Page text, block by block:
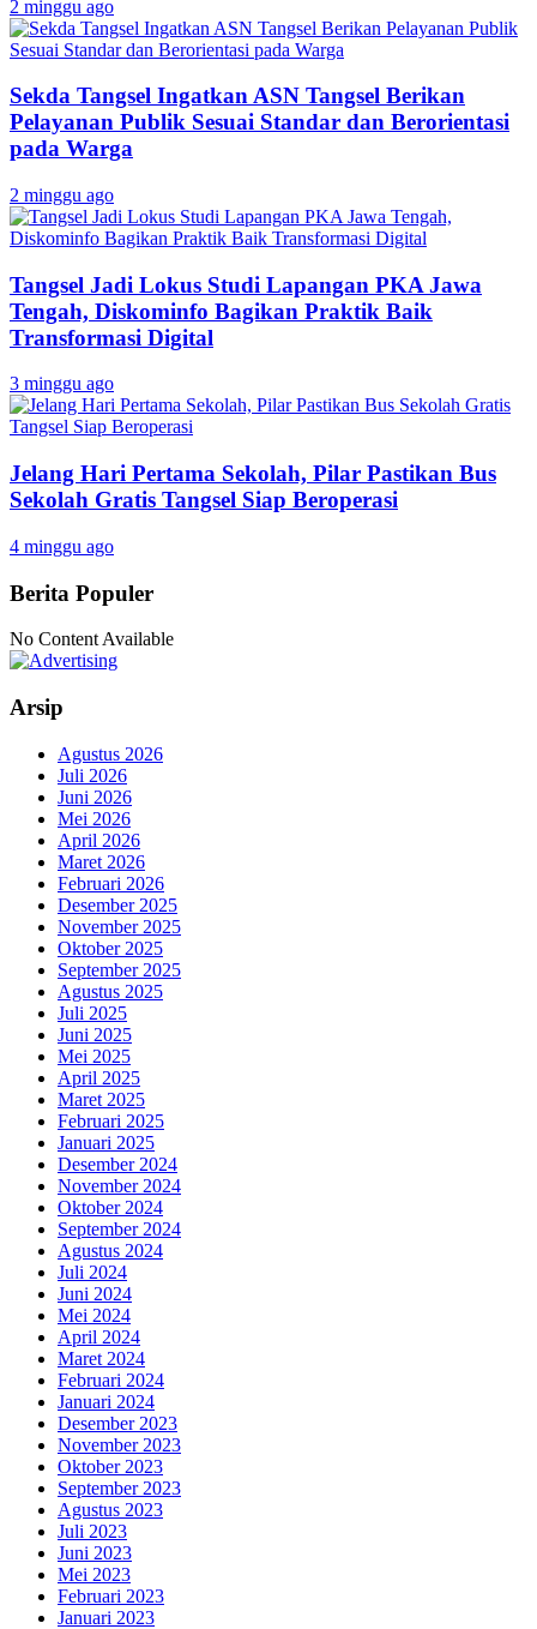
2 minggu ago
Sekda Tangsel Ingatkan ASN Tangsel Berikan
Pelayanan Publik Sesuai Standar dan Berorientasi
pada Warga
2 minggu ago
Tangsel Jadi Lokus Studi Lapangan PKA Jawa
Tengah, Diskominfo Bagikan Praktik Baik
Transformasi Digital
3 minggu ago
Jelang Hari Pertama Sekolah, Pilar Pastikan Bus
Sekolah Gratis Tangsel Siap Beroperasi
4 minggu ago
Berita Populer
No Content Available
Arsip
Agustus 2026
Juli 2026
Juni 2026
Mei 2026
April 2026
Maret 2026
Februari 2026
Desember 2025
November 2025
Oktober 2025
September 2025
Agustus 2025
Juli 2025
Juni 2025
Mei 2025
April 2025
Maret 2025
Februari 2025
Januari 2025
Desember 2024
November 2024
Oktober 2024
September 2024
Agustus 2024
Juli 2024
Juni 2024
Mei 2024
April 2024
Maret 2024
Februari 2024
Januari 2024
Desember 2023
November 2023
Oktober 2023
September 2023
Agustus 2023
Juli 2023
Juni 2023
Mei 2023
Februari 2023
Januari 2023